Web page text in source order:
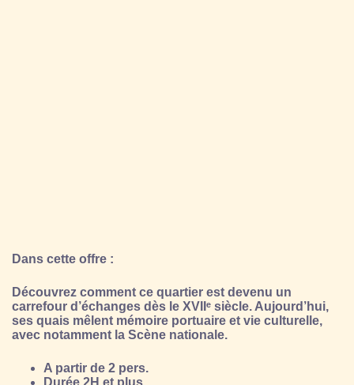
Dans cette offre :
Découvrez comment ce quartier est devenu un
carrefour d’échanges dès le XVIIᵉ siècle. Aujourd’hui,
ses quais mêlent mémoire portuaire et vie culturelle,
avec notamment la Scène nationale.
A partir de 2 pers.
Durée 2H et plus.